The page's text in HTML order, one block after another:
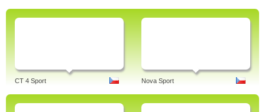
CT 4 Sport Nova Sport